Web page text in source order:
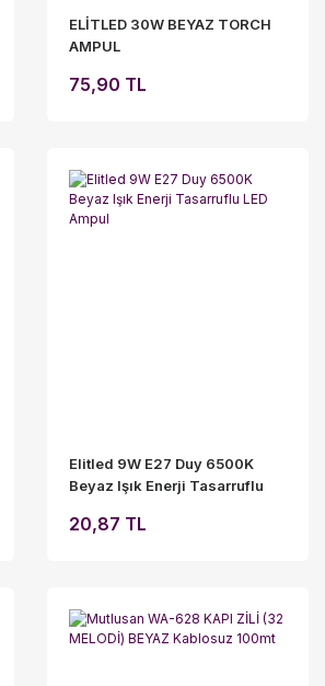
ELİTLED 30W BEYAZ TORCH
AMPUL
75,90 TL
Elitled 9W E27 Duy 6500K
Beyaz Işık Enerji Tasarruflu
20,87 TL